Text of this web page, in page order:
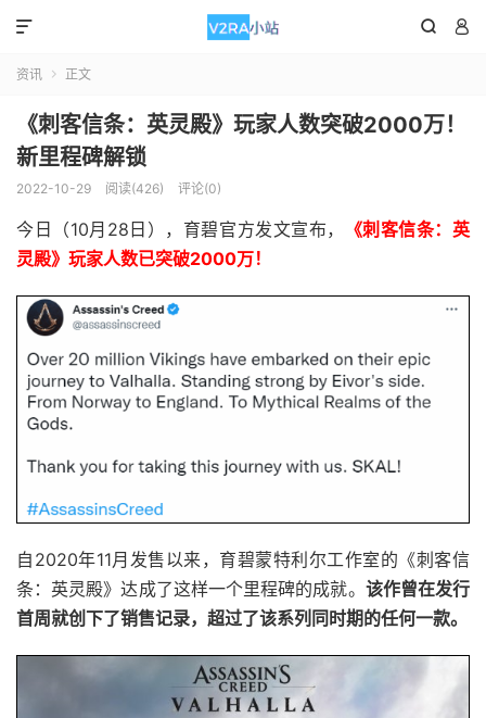
 

资讯  正文
《刺客信条：英灵殿》玩家人数突破2000万！
新里程碑解锁
2022-10-29 阅读(426) 评论(0)
今日（10月28日），育碧官方发文宣布，
《刺客信条：英
灵殿》玩家人数已突破2000万！
自2020年11月发售以来，育碧蒙特利尔工作室的《刺客信
条：英灵殿》达成了这样一个里程碑的成就。 该作曾在发行
首周就创下了销售记录，超过了该系列同时期的任何一款。